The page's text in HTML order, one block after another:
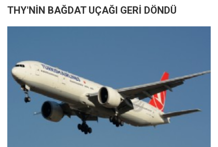
THY'NİN BAĞDAT UÇAĞI GERİ DÖNDÜ